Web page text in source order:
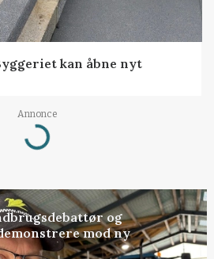
kan åbne nyt
Annonce
Loading...
og
mod ny